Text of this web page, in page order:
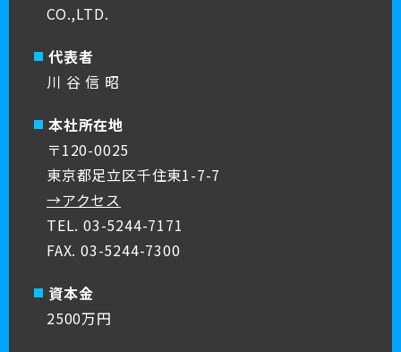
CO.,LTD.
代表者
川 谷 信 昭
本社所在地
〒120-0025
東京都足立区千住東1-7-7
→アクセス
TEL. 03-5244-7171
FAX. 03-5244-7300
資本金
2500万円